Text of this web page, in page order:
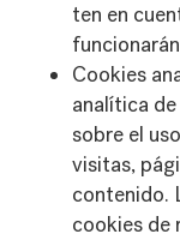
ten en
Cookies
analítica
sobre el
visitas,
contenido.
cookies de